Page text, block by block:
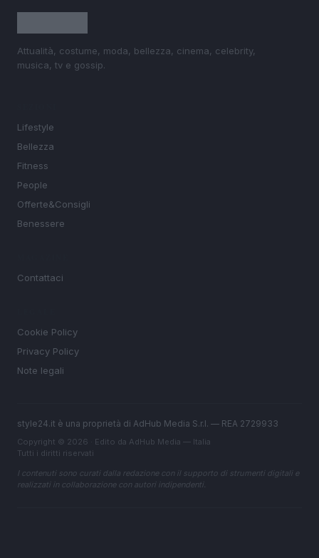
Attualità, costume, moda, bellezza, cinema, celebrity,
musica, tv e gossip.
Lifestyle
Bellezza
Fitness
People
Offerte&Consigli
Benessere
Contattaci
Cookie Policy
Privacy Policy
Note legali
style24.it è una proprietà di AdHub Media S.r.l. — REA 2729933
Copyright © 2026 · Edito da AdHub Media — Italia
Tutti i diritti riservati
I contenuti sono curati dalla redazione con il supporto di strumenti digitali e
realizzati in collaborazione con autori indipendenti.